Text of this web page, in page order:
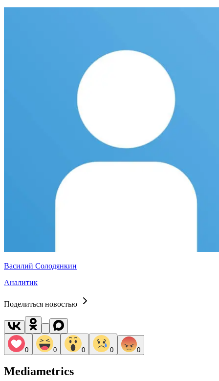
Василий Солодянкин
Аналитик
Поделиться новостью
0 0 0 0 0
Mediametrics